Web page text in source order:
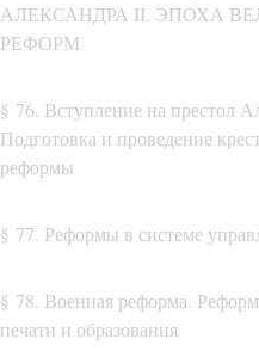
АЛЕКСАНДРА II. ЭПОХА
РЕФОРМ
§ 76. Вступление на престол
Подготовка и проведение
реформы
§ 77. Реформы в системе
§ 78. Военная реформа.
печати и образования